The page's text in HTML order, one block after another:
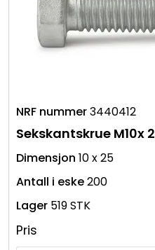
3440412
Sekskantskrue M10x
10 x 25
200
519 STK
Pris